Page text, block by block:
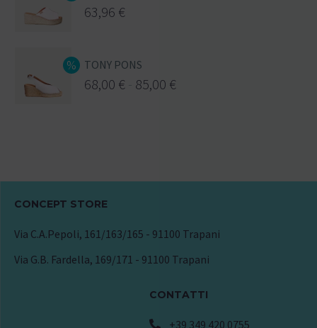
63,96 €
TONY PONS
68,00 € 85,00 €
CONCEPT STORE
Via C.A.Pepoli, 161/163/165 - 91100 Trapani
Via G.B. Fardella, 169/171 - 91100 Trapani
CONTATTI
+39 349 420 0755